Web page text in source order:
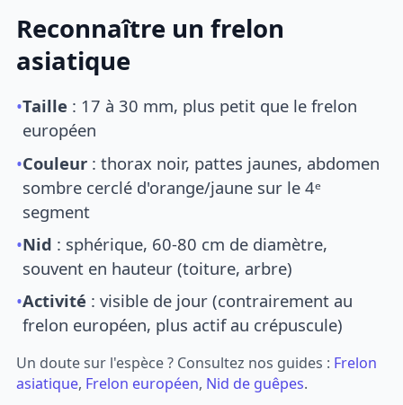
Reconnaître un frelon
asiatique
•Taille : 17 à 30 mm, plus petit que le frelon
européen
•Couleur : thorax noir, pattes jaunes, abdomen
sombre cerclé d'orange/jaune sur le 4ᵉ
segment
•Nid : sphérique, 60-80 cm de diamètre,
souvent en hauteur (toiture, arbre)
•Activité : visible de jour (contrairement au
frelon européen, plus actif au crépuscule)
Un doute sur l'espèce ? Consultez nos guides : Frelon
asiatique, Frelon européen, Nid de guêpes.